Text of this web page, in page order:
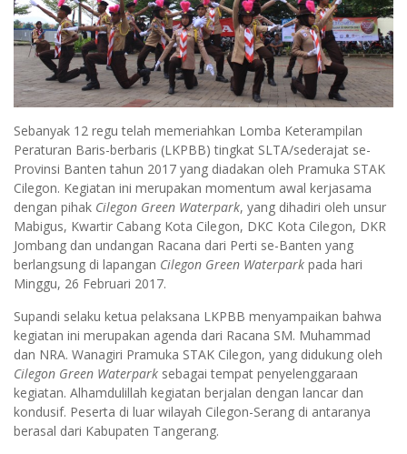
Sebanyak 12 regu telah memeriahkan Lomba Keterampilan
Peraturan Baris-berbaris (LKPBB) tingkat SLTA/sederajat se-
Provinsi Banten tahun 2017 yang diadakan oleh Pramuka STAK
Cilegon. Kegiatan ini merupakan momentum awal kerjasama
dengan pihak Cilegon Green Waterpark, yang dihadiri oleh unsur
Mabigus, Kwartir Cabang Kota Cilegon, DKC Kota Cilegon, DKR
Jombang dan undangan Racana dari Perti se-Banten yang
berlangsung di lapangan Cilegon Green Waterpark pada hari
Minggu, 26 Februari 2017.
Supandi selaku ketua pelaksana LKPBB menyampaikan bahwa
kegiatan ini merupakan agenda dari Racana SM. Muhammad
dan NRA. Wanagiri Pramuka STAK Cilegon, yang didukung oleh
Cilegon Green Waterpark sebagai tempat penyelenggaraan
kegiatan. Alhamdulillah kegiatan berjalan dengan lancar dan
kondusif. Peserta di luar wilayah Cilegon-Serang di antaranya
berasal dari Kabupaten Tangerang.